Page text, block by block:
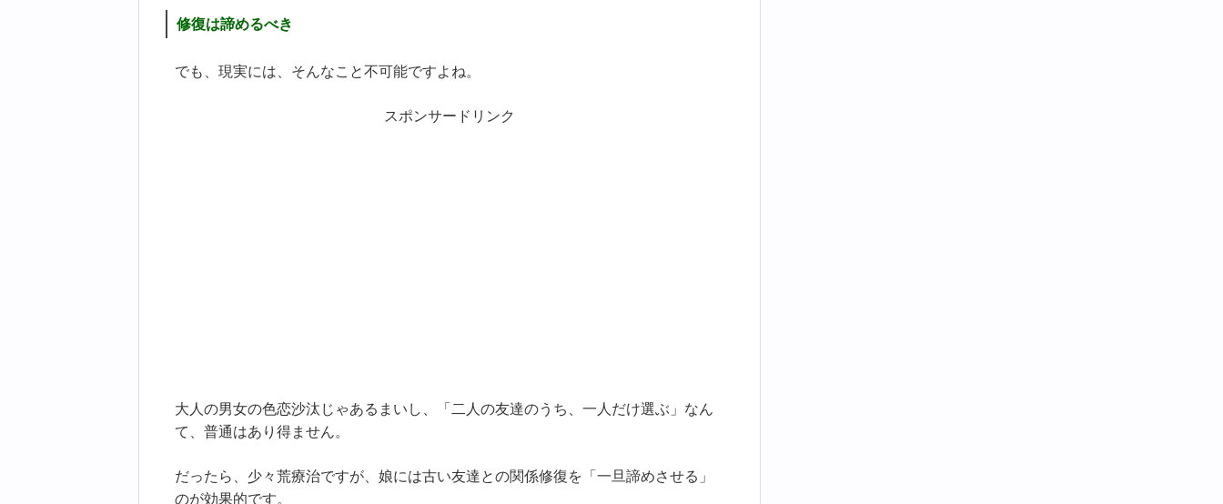
修復は諦めるべき
でも、現実には、そんなこと不可能ですよね。
スポンサードリンク
大人の男女の色恋沙汰じゃあるまいし、「二人の友達のうち、一人だけ選ぶ」なん
て、普通はあり得ません。
だったら、少々荒療治ですが、娘には古い友達との関係修復を「一旦諦めさせる」
のが効果的です。